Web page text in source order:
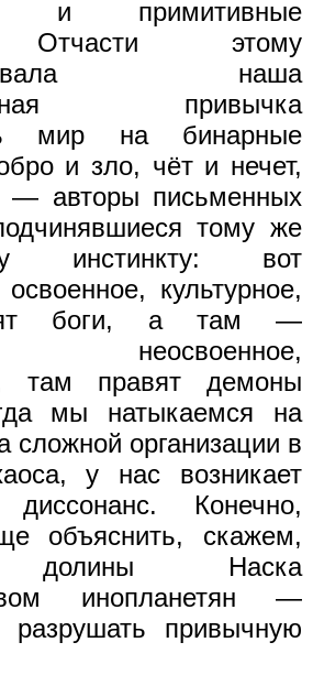
и примитивные
Отчасти этому
наша
привычка
мир на бинарные
и зло, чёт и нечет,
— авторы письменных
тому же
инстинкту: вот
освоенное, культурное,
боги, а там —
неосвоенное,
там правят демоны
мы натыкаемся на
сложной организации в
у нас возникает
диссонанс. Конечно,
объяснить, скажем,
долины Наска
инопланетян —
привычную